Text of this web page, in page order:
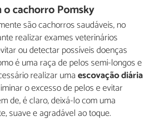
o cachorro Pomsky
são cachorros saudáveis, no
realizar exames veterinários
ou detectar possíveis doenças
é uma raça de pelos semi-longos e
realizar umaescovação diária
o excesso de pelos e evitar
de, é claro, deixá-lo com uma
suave e agradável ao toque.